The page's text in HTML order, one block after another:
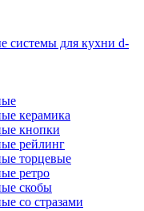
системы для кухни d-
керамика
кнопки
рейлинг
торцевые
ретро
скобы
со стразами